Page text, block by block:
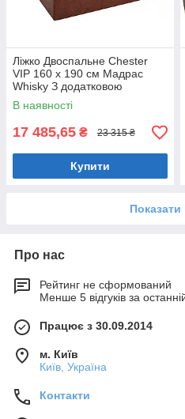
Ліжко Двоспальне Chester
VIP 160 х 190 см Мадрас
Whisky З додатковою
металевою цільнозварною
рамою Коричневий
В наявності
17 485,65 ₴ 23 315 ₴
Купити
Про нас
Рейтинг не сформований
Менше 5 відгуків за
Працює з 30.09.2014
м. Київ
Київ, Україна
Контакти